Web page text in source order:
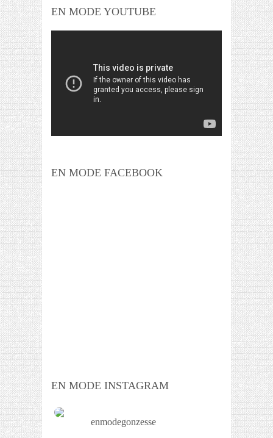
EN MODE YOUTUBE
EN MODE FACEBOOK
EN MODE INSTAGRAM
enmodegonzesse